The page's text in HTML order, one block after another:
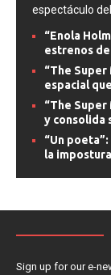
espectáculo
“Enola
estrenos
“The Super
espacial
“The Super
y consolida
“Un
la
Sign up for our e-